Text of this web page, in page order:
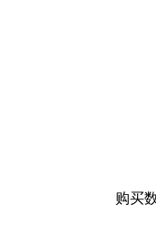
购买